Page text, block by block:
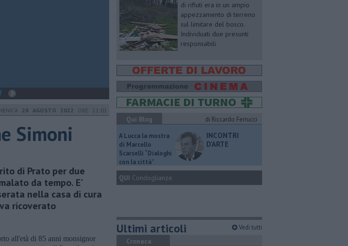
28 AGOSTO 2022 ORE 21:01
Simoni
di Prato per due
da tempo. E'
nella casa di cura
ricoverato
all'età di 85 anni monsignor
di rifiuti era in un ampio
appezzamento di terreno
sul limitare del bosco.
Individuati due presunti
responsabili
Qui Blog
di Riccardo Ferrucci
A Lucca la mostra
di Marcello
Scarselli “Dialoghi
con la città"
INCONTRI
D'ARTE
QUI Condoglianze
Ultimi articoli Vedi tutti
Cronaca